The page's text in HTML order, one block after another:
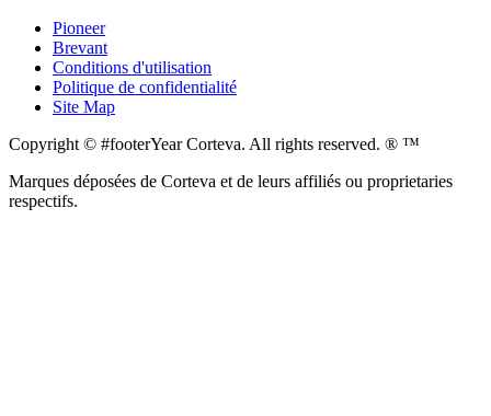
Pioneer
Brevant
Conditions d'utilisation
Politique de confidentialité
Site Map
Copyright © #footerYear Corteva. All rights reserved. ® ™
Marques déposées de Corteva et de leurs affiliés ou proprietaries
respectifs.